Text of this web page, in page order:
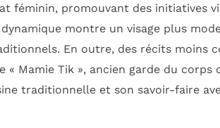
féminin, promouvant des initiatives
montre un visage plus
En outre, des récits moins
« Mamie Tik », ancien garde du
traditionnelle et son savoir-faire